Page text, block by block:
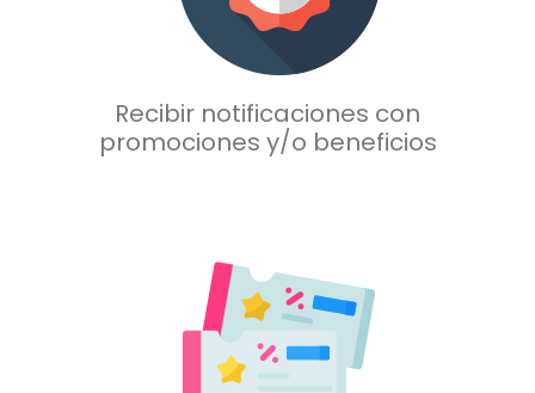
Recibir notificaciones con
promociones y/o beneficios